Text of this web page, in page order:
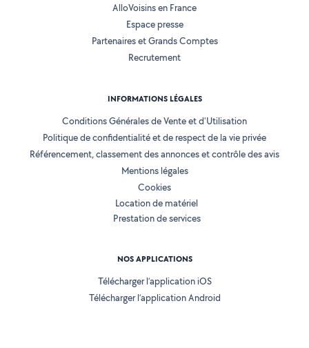
AlloVoisins en France
Espace presse
Partenaires et Grands Comptes
Recrutement
INFORMATIONS LÉGALES
Conditions Générales de Vente et d'Utilisation
Politique de confidentialité et de respect de la vie privée
Référencement, classement des annonces et contrôle des avis
Mentions légales
Cookies
Location de matériel
Prestation de services
NOS APPLICATIONS
Télécharger l’application iOS
Télécharger l’application Android